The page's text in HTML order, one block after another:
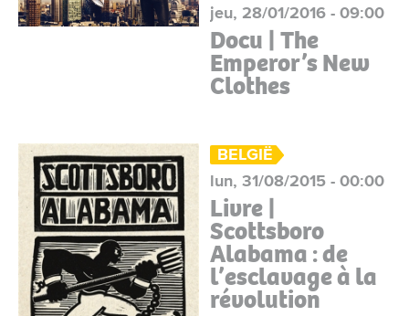
jeu, 28/01/2016 - 09:00
Docu | The
Emperor’s New
Clothes
BELGIË
lun, 31/08/2015 - 00:00
Livre |
Scottsboro
Alabama : de
l’esclavage à la
révolution